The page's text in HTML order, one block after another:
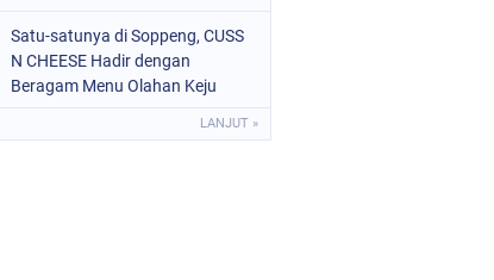
Satu-satunya di Soppeng, CUSS
N CHEESE Hadir dengan
Beragam Menu Olahan Keju
LANJUT »